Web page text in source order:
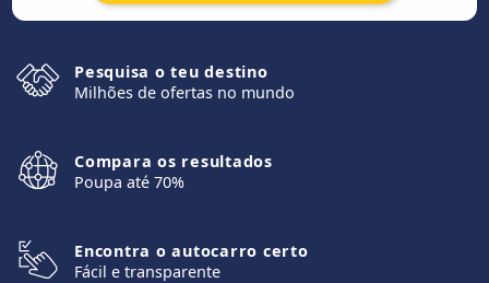
Pesquisa o teu destino
Milhões de ofertas no mundo
Compara os resultados
Poupa até 70%
Encontra o autocarro certo
Fácil e transparente